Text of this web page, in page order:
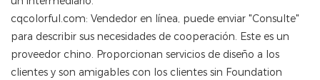
cqcolorful.com: Vendedor en línea, puede enviar "Consulte"
para describir sus necesidades de cooperación. Este es un
proveedor chino. Proporcionan servicios de diseño a los
clientes y son amigables con los clientes sin Foundation